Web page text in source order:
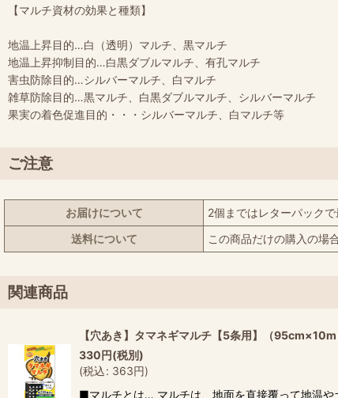
【マルチ資材の効果と種類】
地温上昇目的…白（透明）マルチ、黒マルチ
地温上昇抑制目的…白黒ダブルマルチ、有孔マルチ
害虫防除目的…シルバーマルチ、白マルチ
雑草防除目的…黒マルチ、白黒ダブルマルチ、シルバーマルチ
果実の着色促進目的・・・シルバーマルチ、白マルチ等
ご注意
お届けについて
2個まではレターパック
送料について
この商品だけの購入の場
関連商品
【穴あき】タマネギマルチ【5条用】（
330円(税別)
(税込: 363円)
■マルチとは… マルチは、地面を直接覆って地温や